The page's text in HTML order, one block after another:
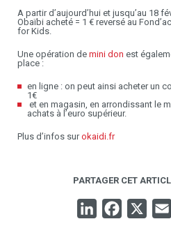
A partir d’aujourd’hui et jusqu’au 18
Obaïbi acheté = 1 € reversé au
for Kids.
Une opération de mini don est
place :
en ligne : on peut ainsi acheter un
1€
et en magasin, en arrondissant le
achats à l’euro supérieur.
Plus d’infos surokaidi.fr
PARTAGER CET
LINKEDINFACEBOOK